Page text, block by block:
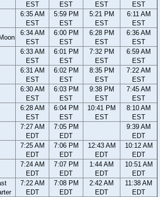
EST
EST
EST
EST
6:35 AM
EST
5:59 PM
EST
5:21 PM
EST
6:11 AM
EST
6:34 AM
EST
6:00 PM
EST
6:28 PM
EST
6:36 AM
EST
6:33 AM
EST
6:01 PM
EST
7:32 PM
EST
6:59 AM
EST
6:31 AM
EST
6:02 PM
EST
8:35 PM
EST
7:22 AM
EST
6:30 AM
EST
6:03 PM
EST
9:38 PM
EST
7:45 AM
EST
6:28 AM
EST
6:04 PM
EST
10:41 PM
EST
8:10 AM
EST
7:27 AM
EDT
7:05 PM
EDT
9:39 AM
EDT
7:25 AM
EDT
7:06 PM
EDT
12:43 AM
EDT
10:12 AM
EDT
7:24 AM
EDT
7:07 PM
EDT
1:44 AM
EDT
10:51 AM
EDT
7:22 AM
EDT
7:08 PM
EDT
2:42 AM
EDT
11:38 AM
EDT